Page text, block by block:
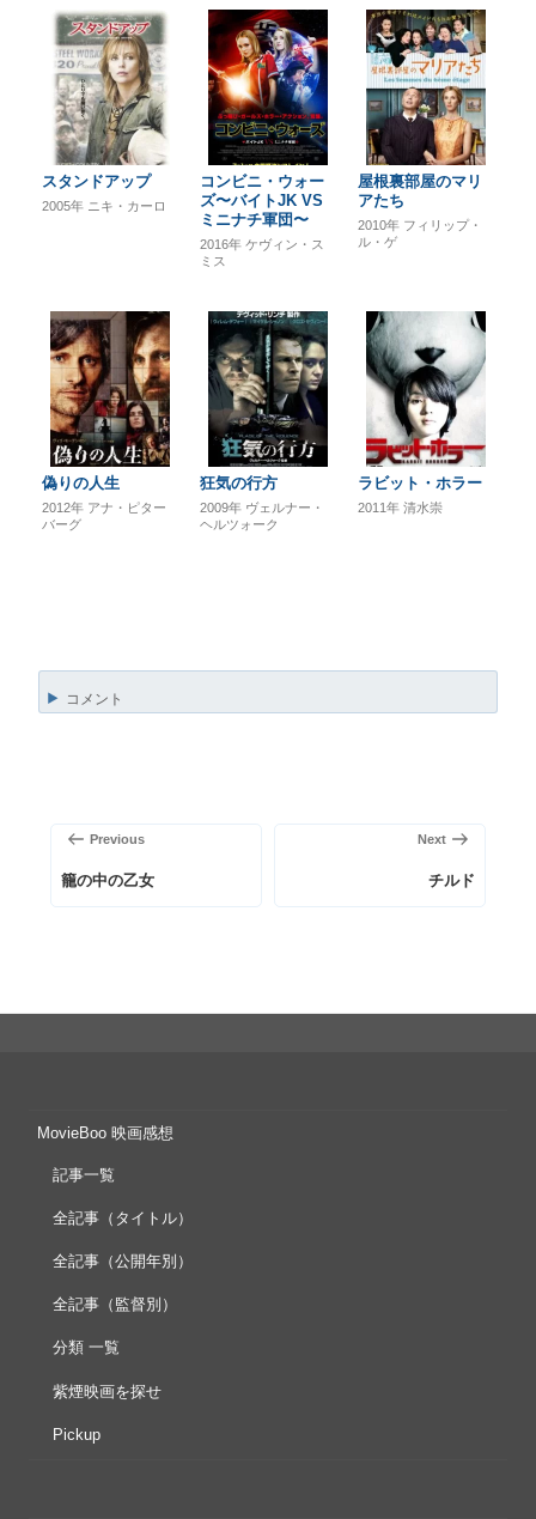
スタンドアップ
2005年 ニキ・カーロ
コンビニ・ウォー
ズ〜バイトJK VS
ミニナチ軍団〜
2016年ケヴィン・ス
ミス
屋根裏部屋のマリ
アたち
2010年 フィリップ・
ル・ゲ
偽りの人生
2012年 アナ・ピター
バーグ
狂気の行方
2009年 ヴェルナー・
ヘルツォーク
ラビット・ホラー
2011年清水崇
コメント
ビ
ョ
前
の
Previous
籠の中の乙女
Next
チルド
MovieBoo 映画感想
記事一覧
全記事（タイトル）
全記事（公開年別）
全記事（監督別）
分類 一覧
紫煙映画を探せ
Pickup